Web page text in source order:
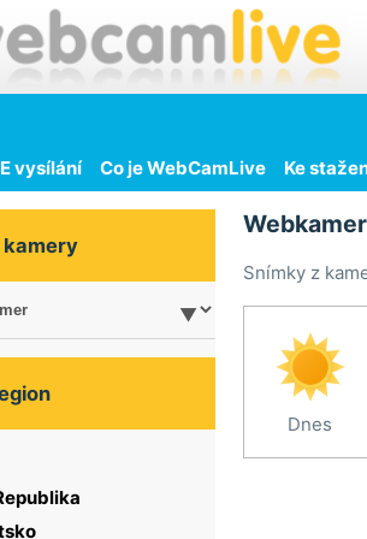
vysílání Co je WebCamLive Ke
město Praha
Snímky z
Dnes